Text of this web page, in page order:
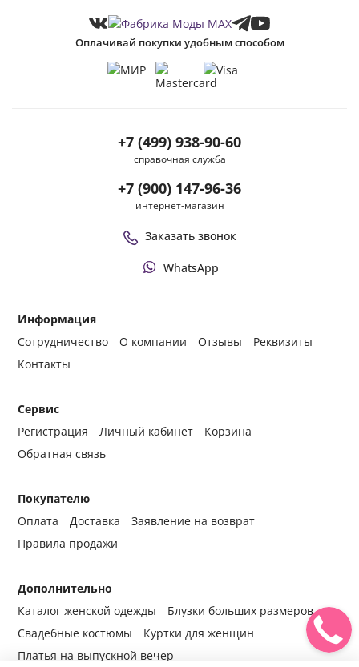
Информация
Сотрудничество
О компании Отзывы
Реквизиты
Контакты
Сервис
Регистрация
Личный кабинет
Корзина
Обратная связь
Покупателю
Оплата
Доставка
Заявление на возврат
Правила продажи
Дополнительно
Каталог женской одежды
Блузки больших размеров
Свадебные костюмы
Куртки для женщин
Платья на выпускной вечер
+7 (499) 938-90-60
справочная служба
+7 (900) 147-96-36
интернет-магазин
Заказать звонок
WhatsApp
Оплачивай покупки удобным способом